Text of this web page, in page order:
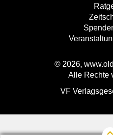
© 2026,
Alle Rechte
VF